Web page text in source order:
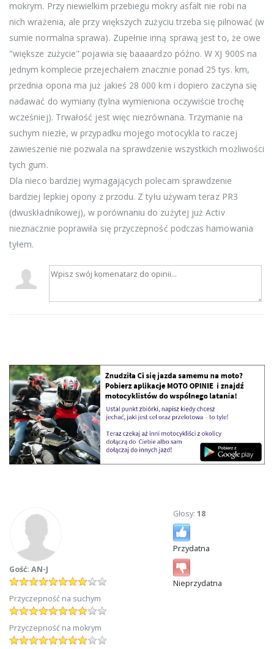
mokrym. Przy niewielkim przebiegu mokry asfalt nie robi na
nich wrażenia, ale przy większych zużyciu trzeba się pilnować (w
sumie normalna sprawa). Zupełnie inną sprawą jest to, że owe
"większe zużycie" pojawia się baaaardzo późno. W XJ 900S na
jednym komplecie przejechałem znacznie ponad 25 tys. km,
przednia opona ma już jakieś 28 000 km i dopiero zaczyna się
nadawać do wymiany (tylna wymieniona oczywiście trochę
wcześniej). Trwałość jest więc niezrównana. Trzymanie na
suchym niezłe, w przypadku mojego motocykla to raczej
zawieszenie nie pozwala na sprawdzenie wszystkich możliwości
tych gum.
Dla nieco bardziej wymagających polecam sprawdzenie
bardziej lepkiej opony z przodu. Z tyłu używam teraz PR3
(dwuskładnikowej), w porównaniu do zużytej już Activ
nieznacznie poprawiła się przyczepność podczas hamowania
tyłem.
Gość: AN-J
Przyczepność na suchym
Przyczepność na mokrym
Głosy: 18
Przydatna
Nieprzydatna